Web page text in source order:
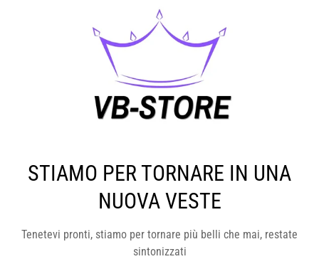
STIAMO PER TORNARE IN UNA
NUOVA VESTE
Tenetevi pronti, stiamo per tornare più belli che mai, restate
sintonizzati